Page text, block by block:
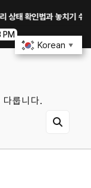
인법과 놓치기 쉬운 위험
PM
룹니다.
Korean ▼